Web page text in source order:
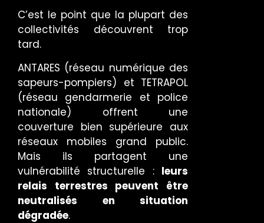
C’est le point que la plupart des
collectivités découvrent trop
tard.
ANTARES (réseau numérique des
sapeurs-pompiers) et TETRAPOL
(réseau gendarmerie et police
nationale) offrent une
couverture bien supérieure aux
réseaux mobiles grand public.
Mais ils partagent une
vulnérabilité structurelle : leurs
relais terrestres peuvent être
neutralisés en situation
dégradée.